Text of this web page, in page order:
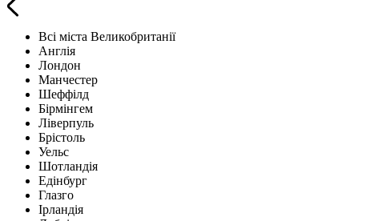
Всі міста Великобританії
Англія
Лондон
Манчестер
Шеффілд
Бірмінгем
Ліверпуль
Брістоль
Уельс
Шотландія
Едінбург
Глазго
Ірландія